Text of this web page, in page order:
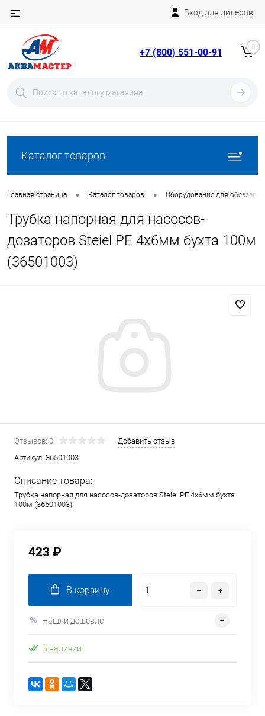
Вход для дилеров
+7 (800) 551-00-91 0
Каталог товаров
Главная страница • Каталог товаров • Оборудование для
Трубка напорная для насосов-
дозаторов Steiel PE 4x6мм бухта 100м
(36501003)
Отзывов: 0
Добавить отзыв
Артикул: 36501003
Описание товара:
Трубка напорная для насосов-дозаторов Steiel PE 4x6мм бухта
100м (36501003)
423 ₽
В корзину
Нашли дешевле
В наличии